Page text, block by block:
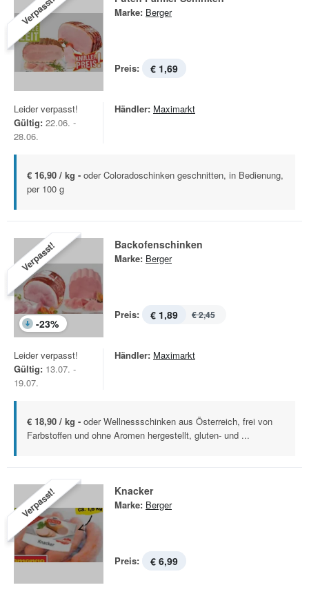
Verpasst! Marke: Berger
Preis: € 1,69
Leider verpasst!
Gültig: 22.06. -
28.06.
Händler: Maximarkt
€ 16,90 / kg - oder Coloradoschinken geschnitten, in Bedienung,
per 100 g
Verpasst!
-23%
Backofenschinken
Marke: Berger
Preis: € 1,89 € 2,45
Leider verpasst!
Gültig: 13.07. -
19.07.
Händler: Maximarkt
€ 18,90 / kg - oder Wellnessschinken aus Österreich, frei von
Farbstoffen und ohne Aromen hergestellt, gluten- und ...
Verpasst! Knacker
Marke: Berger
Preis: € 6,99